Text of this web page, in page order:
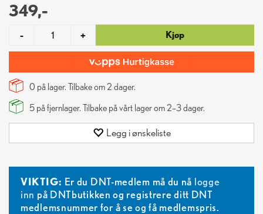
349,-
- + Kjøp
0 på lager. Tilbake om2 dager.
5 på fjernlager. Tilbake på vårt lager om 2–3 dager.
Legg i ønskeliste
VIKTIG: Er du DNT-medlem må du nå logge
inn på DNTbutikken og registrere ditt DNT
medlemsnummer for å se og få medlemspris.